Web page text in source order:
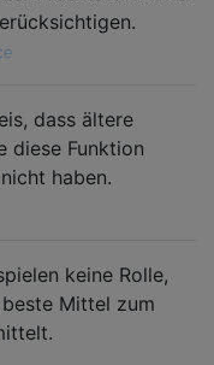
dass ältere
diese Funktion
haben.
keine Rolle,
Mittel zum